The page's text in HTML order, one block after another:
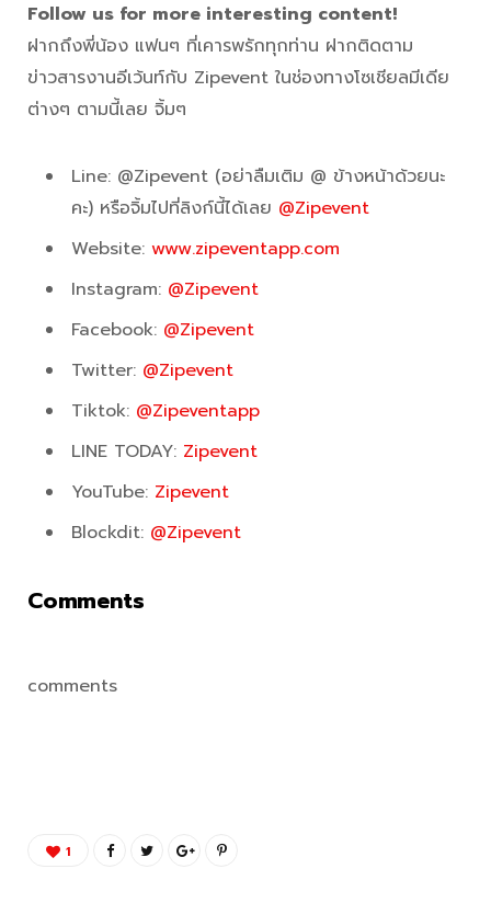
Follow us for more interesting content!
ฝากถึงพี่น้อง แฟนๆ ที่เคารพรักทุกท่าน ฝากติดตาม
ข่าวสารงานอีเว้นท์กับ Zipevent ในช่องทางโซเชียลมีเดีย
ต่างๆ ตามนี้เลย จิ้มๆ
Line: @Zipevent (อย่าลืมเติม @ ข้างหน้าด้วยนะ
คะ) หรือจิ้มไปที่ลิงก์นี้ได้เลย @Zipevent
Website: www.zipeventapp.com
Instagram: @Zipevent
Facebook: @Zipevent
Twitter: @Zipevent
Tiktok: @Zipeventapp
LINE TODAY: Zipevent
YouTube: Zipevent
Blockdit: @Zipevent
Comments
comments
1